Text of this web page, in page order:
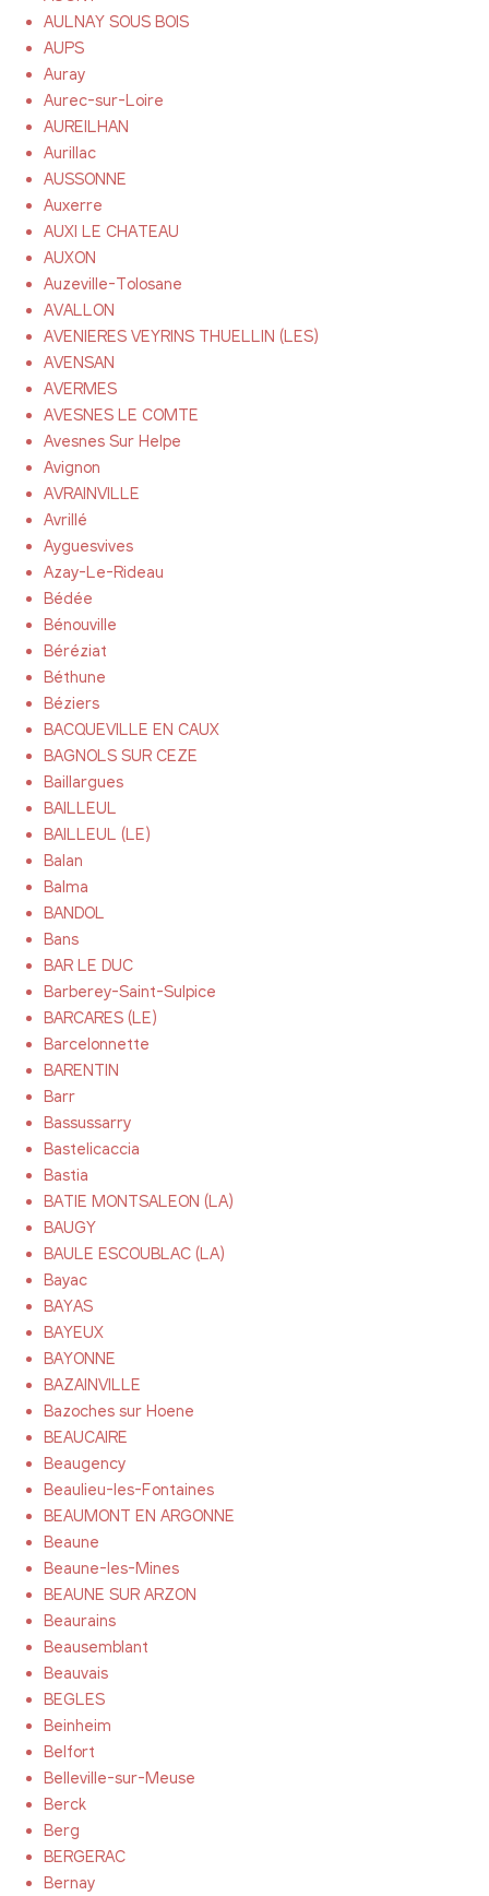
AULNAY SOUS BOIS
AUPS
Auray
Aurec-sur-Loire
AUREILHAN
Aurillac
AUSSONNE
Auxerre
AUXI LE CHATEAU
AUXON
Auzeville-Tolosane
AVALLON
AVENIERES VEYRINS THUELLIN (LES)
AVENSAN
AVERMES
AVESNES LE COMTE
Avesnes Sur Helpe
Avignon
AVRAINVILLE
Avrillé
Ayguesvives
Azay-Le-Rideau
Bédée
Bénouville
Béréziat
Béthune
Béziers
BACQUEVILLE EN CAUX
BAGNOLS SUR CEZE
Baillargues
BAILLEUL
BAILLEUL (LE)
Balan
Balma
BANDOL
Bans
BAR LE DUC
Barberey-Saint-Sulpice
BARCARES (LE)
Barcelonnette
BARENTIN
Barr
Bassussarry
Bastelicaccia
Bastia
BATIE MONTSALEON (LA)
BAUGY
BAULE ESCOUBLAC (LA)
Bayac
BAYAS
BAYEUX
BAYONNE
BAZAINVILLE
Bazoches sur Hoene
BEAUCAIRE
Beaugency
Beaulieu-les-Fontaines
BEAUMONT EN ARGONNE
Beaune
Beaune-les-Mines
BEAUNE SUR ARZON
Beaurains
Beausemblant
Beauvais
BEGLES
Beinheim
Belfort
Belleville-sur-Meuse
Berck
Berg
BERGERAC
Bernay